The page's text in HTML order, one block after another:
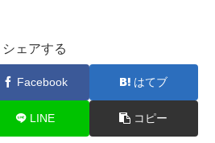
シェアする
Facebook はてブ
LINE コピー